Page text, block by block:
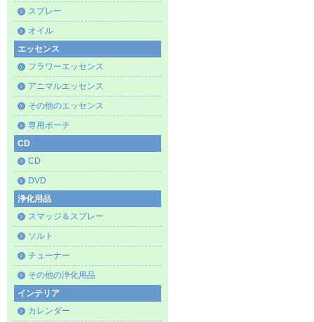
スプレー
オイル
エッセンス
フラワーエッセンス
アニマルエッセンス
その他のエッセンス
専用ポーチ
CD
CD
DVD
浄化用品
スマッジ＆スプレー
ソルト
チューナー
その他の浄化用品
インテリア
カレンダー